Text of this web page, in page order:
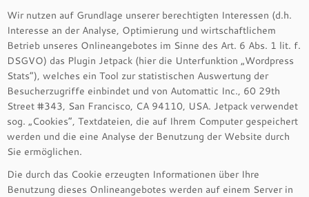
Wir nutzen auf Grundlage unserer berechtigten Interessen (d.h.
Interesse an der Analyse, Optimierung und wirtschaftlichem
Betrieb unseres Onlineangebotes im Sinne des Art. 6 Abs. 1 lit. f.
DSGVO) das Plugin Jetpack (hier die Unterfunktion „Wordpress
Stats“), welches ein Tool zur statistischen Auswertung der
Besucherzugriffe einbindet und von Automattic Inc., 60 29th
Street #343, San Francisco, CA 94110, USA. Jetpack verwendet
sog. „Cookies“, Textdateien, die auf Ihrem Computer gespeichert
werden und die eine Analyse der Benutzung der Website durch
Sie ermöglichen.
Die durch das Cookie erzeugten Informationen über Ihre
Benutzung dieses Onlineangebotes werden auf einem Server in